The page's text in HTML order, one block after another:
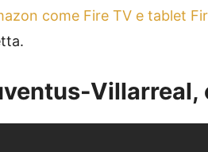
come Fire TV e tablet
Villarreal,